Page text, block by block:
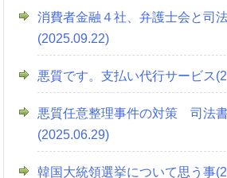
消費者金融４社、弁護士会と司
(2025.09.22)
悪質です。支払い代行サービス
悪質任意整理事件の対策 司法
(2025.06.29)
韓国大統領選挙について思う事